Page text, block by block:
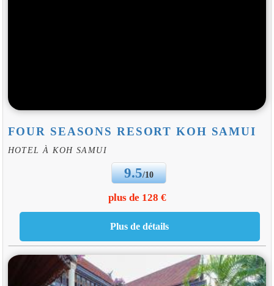
FOUR SEASONS RESORT KOH SAMUI
HOTEL À KOH SAMUI
9.5/10
plus de 128 €